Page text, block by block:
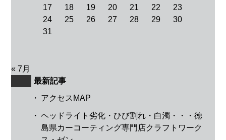
17
18 19 20 21 22
23
24
25 26 27 28 29
30
31
« 7月
最新記事
・ アクセスMAP
・ ヘッドライト劣化・ひび割れ・白濁・・・徳
島県カーコーティング専門店クラフトワーク